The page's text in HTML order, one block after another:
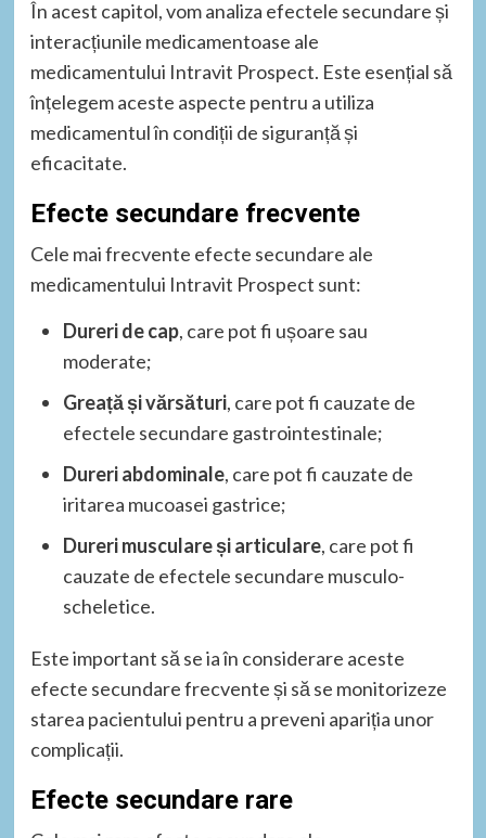
În acest capitol, vom analiza efectele secundare și
interacțiunile medicamentoase ale
medicamentului Intravit Prospect. Este esențial să
înțelegem aceste aspecte pentru a utiliza
medicamentul în condiții de siguranță și
eficacitate.
Efecte secundare frecvente
Cele mai frecvente efecte secundare ale
medicamentului Intravit Prospect sunt:
Dureri de cap, care pot fi ușoare sau
moderate;
Greață și vărsături, care pot fi cauzate de
efectele secundare gastrointestinale;
Dureri abdominale, care pot fi cauzate de
iritarea mucoasei gastrice;
Dureri musculare și articulare, care pot fi
cauzate de efectele secundare musculo-
scheletice.
Este important să se ia în considerare aceste
efecte secundare frecvente și să se monitorizeze
starea pacientului pentru a preveni apariția unor
complicații.
Efecte secundare rare